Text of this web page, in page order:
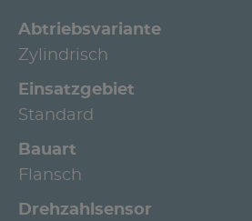
Abtriebsvariante
Zylindrisch
Einsatzgebiet
Standard
Bauart
Flansch
Drehzahlsensor